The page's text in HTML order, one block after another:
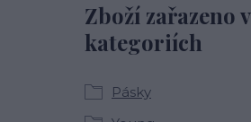
Zboží zařazeno v
kategoriích
Pásky